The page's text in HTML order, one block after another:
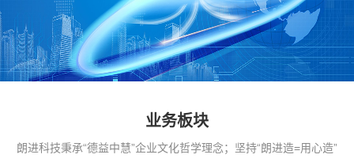
业务板块
朗进科技秉承“德益中慧”企业文化哲学理念；坚持“朗进造=用心造”